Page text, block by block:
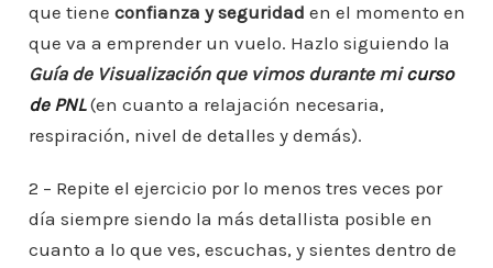
que tiene confianza y seguridad en el momento en
que va a emprender un vuelo. Hazlo siguiendo la
Guía de Visualización que vimos durante micurso
de PNL (en cuanto a relajación necesaria,
respiración, nivel de detalles y demás).
2 – Repite el ejercicio por lo menos tres veces por
día siempre siendo la más detallista posible en
cuanto a lo que ves, escuchas, y sientes dentro de